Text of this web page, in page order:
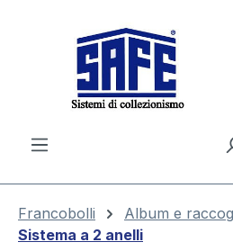
Francobolli
Album e
Sistema a 2 anelli